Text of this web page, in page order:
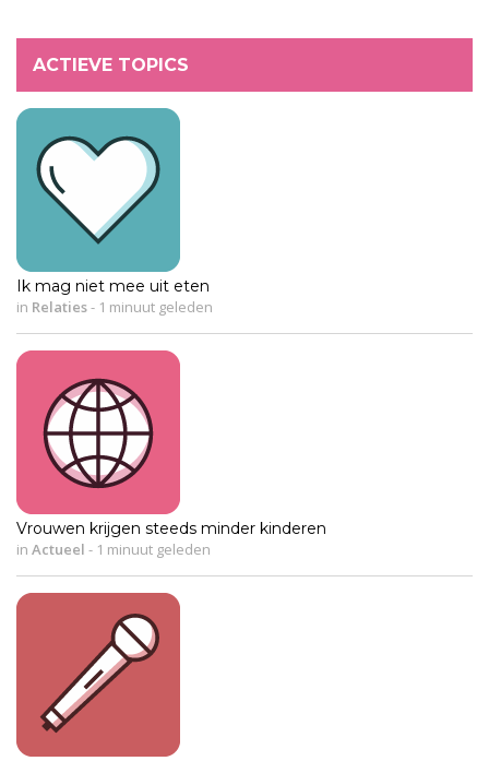
ACTIEVE TOPICS
Ik mag niet mee uit eten
in Relaties- 1 minuut geleden
Vrouwen krijgen steeds minder kinderen
in Actueel - 1 minuut geleden